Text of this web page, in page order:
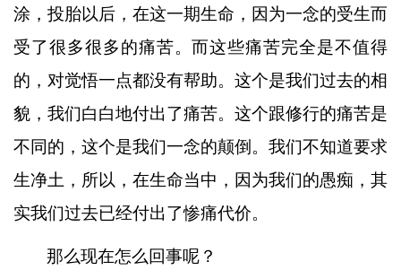
涂，投胎以后，在这一期生命，因为一念的受生而
受了很多很多的痛苦。而这些痛苦完全是不值得
的，对觉悟一点都没有帮助。这个是我们过去的相
貌，我们白白地付出了痛苦。这个跟修行的痛苦是
不同的，这个是我们一念的颠倒。我们不知道要求
生净土，所以，在生命当中，因为我们的愚痴，其
实我们过去已经付出了惨痛代价。
那么现在怎么回事呢？